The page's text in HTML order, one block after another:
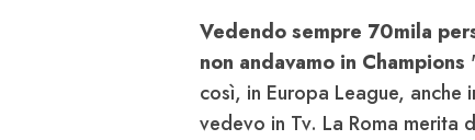
Vedendo sempre 70mila
non andavamo in Champions
così, in Europa League, anche
vedevo in Tv. La Roma merita